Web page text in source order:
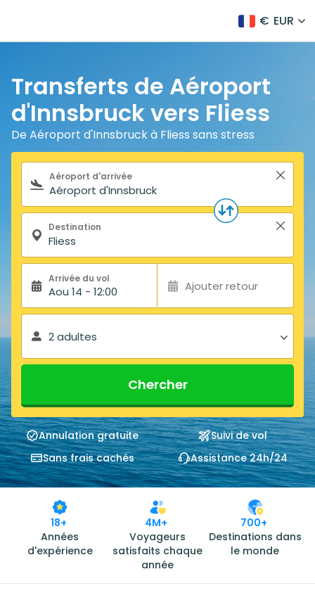
€ EUR
Transferts de Aéroport
d'Innsbruck vers Fliess
De Aéroport d'Innsbruck à Fliess sans stress
Formulaire de recherche
Aéroport d'arrivée
Destination
Arrivée du vol
Aou 14 - 12:00 Ajouter retour
2 adultes
Chercher
Annulation gratuite
Suivi de vol
Sans frais cachés
Assistance 24h/24
18+
Années
d'expérience
4M+
Voyageurs
satisfaits chaque
année
700+
Destinations dans
le monde